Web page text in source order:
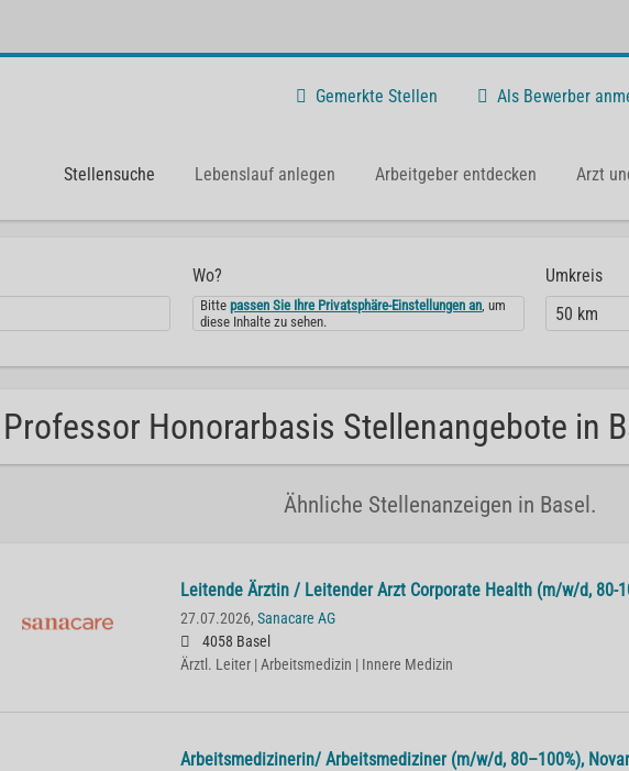
Gemerkte Stellen Als Bewerber
Stellensuche Lebenslauf anlegen Arbeitgeber entdecken Arzt
Wo?
Bittepassen Sie Ihre Privatsphäre-Einstellungen an, um
diese Inhalte zu sehen.
Umkreis
50 km
Professor Honorarbasis Stellenangebote in
Ähnliche Stellenanzeigen in Basel.
Lei­ten­de Ärz­tin / Lei­ten­der Arzt Cor­po­ra­te He­alth (m/w/d, 80-
27.07.2026, Sanacare AG
4058 Basel
Ärztl. Leiter | Arbeitsmedizin | Innere Medizin
Ar­beits­me­di­zi­ne­rin/ Ar­beits­me­di­zi­ner (m/w/d, 80–100%),